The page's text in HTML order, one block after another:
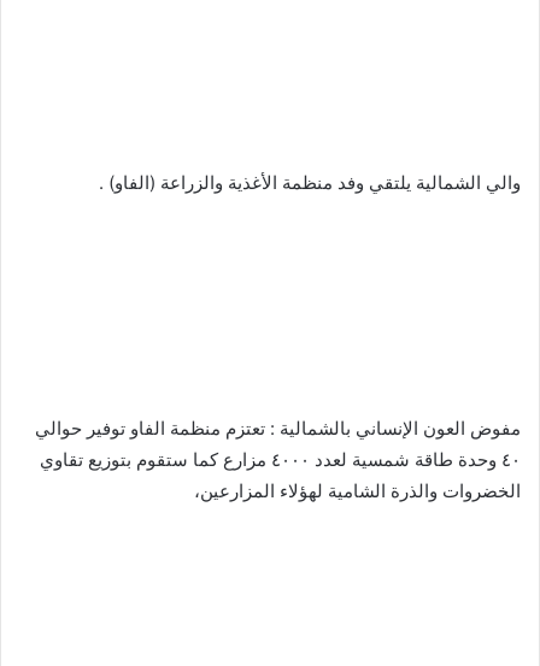
‬‏والي الشمالية يلتقي وفد منظمة الأغذية والزراعة (الفاو) .
‬‏مفوض العون الإنساني بالشمالية : تعتزم منظمة الفاو توفير حوالي
٤٠ وحدة طاقة شمسية لعدد ٤٠٠٠ مزارع كما ستقوم بتوزيع تقاوي
الخضروات والذرة الشامية لهؤلاء المزارعين،